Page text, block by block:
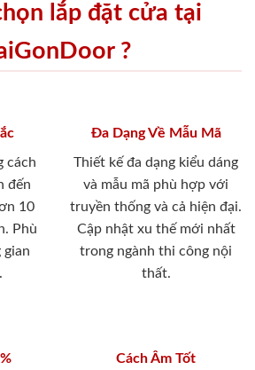
lắp đặt cửa tại
?
cách
đến
10
Phù
gian
Đa Dạng Về Mẫu Mã
Thiết kế đa dạng kiểu dáng
và mẫu mã phù hợp với
truyền thống và cả hiện đại.
Cập nhật xu thế mới nhất
trong ngành thi công nội
thất.
Cách Âm Tốt